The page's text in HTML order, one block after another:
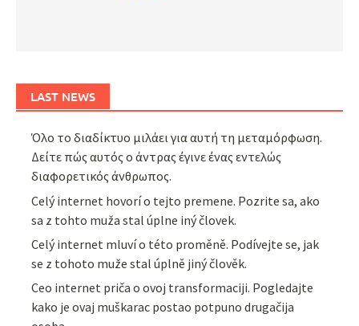
LAST NEWS
Όλο το διαδίκτυο μιλάει για αυτή τη μεταμόρφωση.
Δείτε πώς αυτός ο άντρας έγινε ένας εντελώς
διαφορετικός άνθρωπος.
Celý internet hovorí o tejto premene. Pozrite sa, ako
sa z tohto muža stal úplne iný človek.
Celý internet mluví o této proměně. Podívejte se, jak
se z tohoto muže stal úplně jiný člověk.
Ceo internet priča o ovoj transformaciji. Pogledajte
kako je ovaj muškarac postao potpuno drugačija